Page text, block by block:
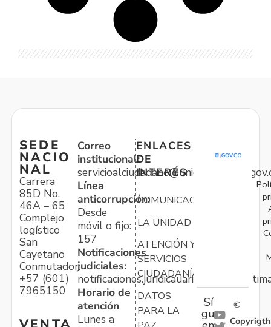
SEDE
NACIO
NAL
Carrera
85D No.
46A – 65
Complejo
logístico
San
Cayetano
Conmutador:
+57 (601)
7965150
Correo
institucional:
Línea
anticorrupción:
Desde
móvil o fijo:
157
Notificaciones
judiciales:
Horario de
atención
Lunes a
ENLACES
DE
INTERÉS
COMUNICACIONES
LA UNIDAD
ATENCIÓN Y
SERVICIOS
CIUDADANÍA
DATOS
PARA LA
Sí
gu
©
Copyrigth